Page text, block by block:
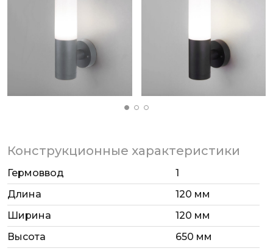
Конструкционные характеристики
Гермоввод
1
Длина
120 мм
Ширина
120 мм
Высота
650 мм